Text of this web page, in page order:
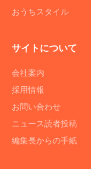
おうちスタイル
サイトについて
会社案内
採用情報
お問い合わせ
ニュース読者投稿
編集長からの手紙